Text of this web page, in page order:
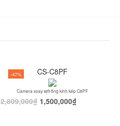
-47% CS-C8PF
Camera xoay wifi ống kính kép C8PF
2,809,000₫ 1,500,000₫